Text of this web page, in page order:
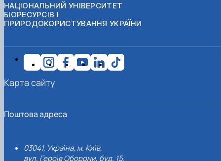
НАЦІОНАЛЬНИЙ УНІВЕРСИТЕТ
БІОРЕСУРСІВ І
ПРИРОДОКОРИСТУВАННЯ УКРАЇНИ
Поштова адреса
03041, Україна, м. Київ,
вул. Героїв Оборони, буд. 15.
Карта сайту